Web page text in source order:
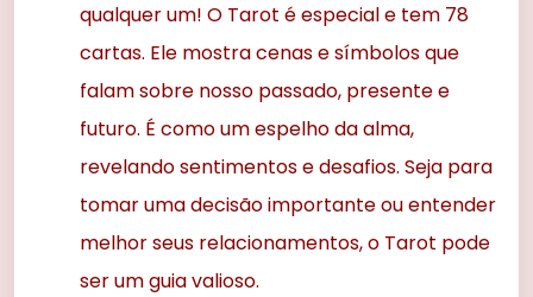
qualquer um! O Tarot é especial e tem 78
cartas. Ele mostra cenas e símbolos que
falam sobre nosso passado, presente e
futuro. É como um espelho da alma,
revelando sentimentos e desafios. Seja para
tomar uma decisão importante ou entender
melhor seus relacionamentos, o Tarot pode
ser um guia valioso.